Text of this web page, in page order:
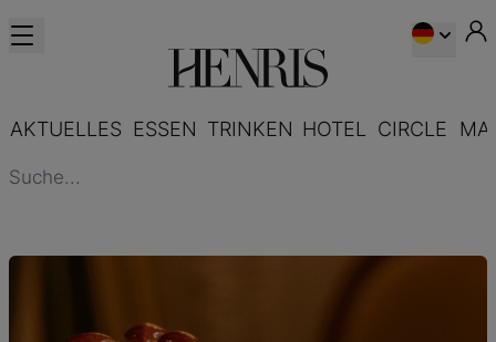
AKTUELLES ESSEN TRINKEN HOTEL CIRCLE